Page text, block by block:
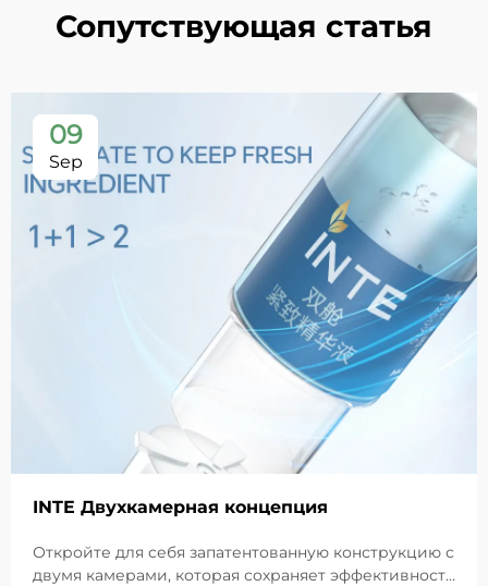
Сопутствующая статья
09
Sep
INTE Двухкамерная концепция
Откройте для себя запатентованную конструкцию с
двумя камерами, которая сохраняет эффективность